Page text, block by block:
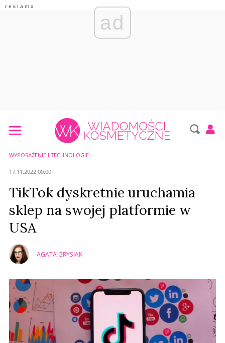
ad
WYPOSAŻENIE I TECHNOLOGIE
17.11.2022 00:00
TikTok dyskretnie uruchamia
sklep na swojej platformie w
USA
AGATA GRYSIAK